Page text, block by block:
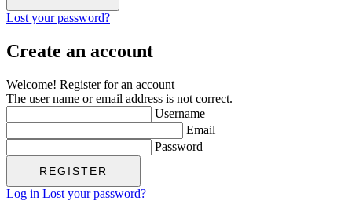
Lost your password?
Create an account
Welcome! Register for an account
The user name or email address is not correct.
Username
Email
Password
Log in Lost your password?